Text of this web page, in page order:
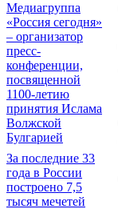
Медиагруппа
«Россия сегодня»
– организатор
пресс-
конференции,
посвященной
1100-летию
принятия Ислама
Волжской
Булгарией
За последние 33
года в России
построено 7,5
тысяч мечетей